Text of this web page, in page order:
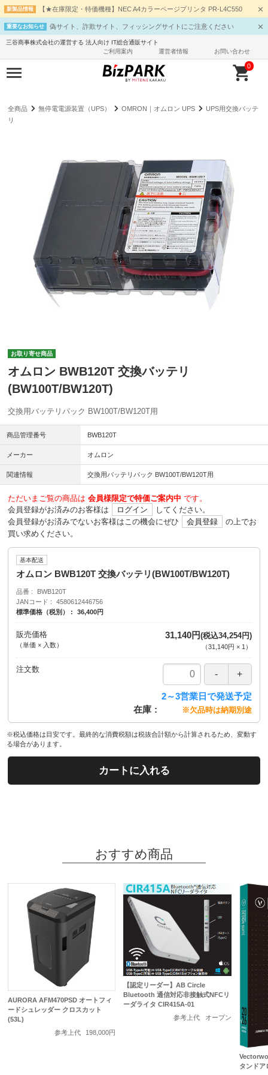
新製品情報 【★在庫限定・特価機種】NEC A4カラーページプリンタ PR-L4C550
重要なお知らせ 偽サイト、詐欺サイト、フィッシングサイトにご注意ください
三谷商事株式会社の運営する 法人向け IT総合通販サイト
ご利用案内
運営者情報 お問い合わせ
0
全商品 無停電電源装置（UPS） OMRON｜オムロン UPS
UPS用交換バッテ
リ
お取り寄せ商品
オムロン BWB120T 交換バッテリ
(BW100T/BW120T)
交換用バッテリパック BW100T/BW120T用
商品管理番号 BWB120T
メーカー オムロン
関連情報 交換用バッテリパック BW100T/BW120T用
ただいまご覧の商品は 会員様限定で特価ご案内中 です。
会員登録がお済みのお客様は
ログイン
してください。
会員登録がお済みでないお客様はこの機会にぜひ
会員登録
の上でお
買い求めください。
基本配送
オムロン BWB120T 交換バッテリ(BW100T/BW120T)
品番
BWB120T
JANコード
4580612446756
標準価格（税別）
36,400円
販売価格
（単価 × 入数）
31,140円(税込34,254円)
（31,140円 × 1 ）
注文数
在庫
2～3営業日で発送予定
※欠品時は納期別途
※税込価格は目安です。最終的な消費税額は税抜合計額から計算されるため、変動す
る場合があります。
カートに入れる
おすすめ商品
AURORA AFM470PSD オートフィ
ードシュレッダー クロスカット
(53L)
参考上代
198,000円
【認定リーダー】AB Circle
Bluetooth 通信対応非接触式NFCリ
ーダライタ CIR415A-01
参考上代
オープン
タンドア